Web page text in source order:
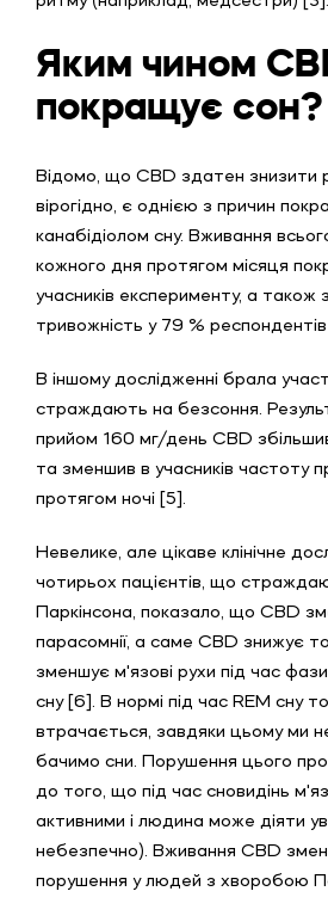
Яким чином
покращує сон?
Відомо, що CBD здатен знизити
вірогідно, є однією з причин
канабідіолом сну. Вживання
кожного дня протягом місяця
учасників експерименту, а також
тривожність у 79 %
В іншому дослідженні брала
страждають на безсоння.
прийом 160 мг/день CBD
та зменшив в учасників частоту
протягом ночі [5].
Невелике, але цікаве клінічне
чотирьох пацієнтів, що
Паркінсона, показало, що CBD
парасомнії, а саме CBD знижує
зменшує м'язові рухи під час
сну [6]. В нормі під час REM сну
втрачається, завдяки цьому ми
бачимо сни. Порушення цього
до того, що під час сновидінь
активними і людина може діяти
небезпечно). Вживання CBD
порушення у людей з хворобою